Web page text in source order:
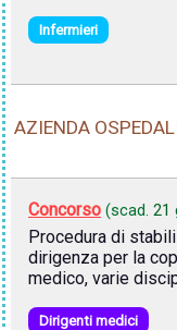
Infermieri
AZIENDA
Concorso (scad. 21
Procedura di
dirigenza per la
medico, varie
Dirigenti medici